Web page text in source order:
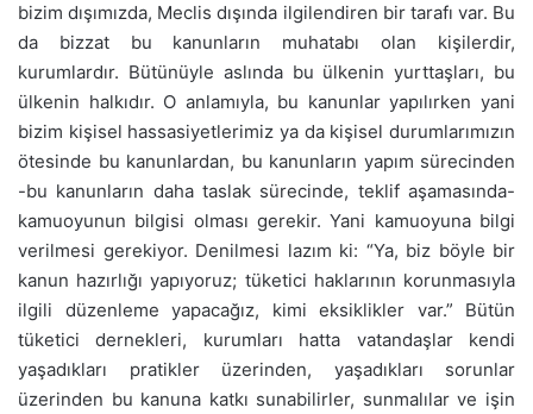
bizim dışımızda, Meclis dışında ilgilendiren bir tarafı var. Bu
da bizzat bu kanunların muhatabı olan kişilerdir,
kurumlardır. Bütünüyle aslında bu ülkenin yurttaşları, bu
ülkenin halkıdır. O anlamıyla, bu kanunlar yapılırken yani
bizim kişisel hassasiyetlerimiz ya da kişisel durumlarımızın
ötesinde bu kanunlardan, bu kanunların yapım sürecinden
-bu kanunların daha taslak sürecinde, teklif aşamasında-
kamuoyunun bilgisi olması gerekir. Yani kamuoyuna bilgi
verilmesi gerekiyor. Denilmesi lazım ki: “Ya, biz böyle bir
kanun hazırlığı yapıyoruz; tüketici haklarının korunmasıyla
ilgili düzenleme yapacağız, kimi eksiklikler var.” Bütün
tüketici dernekleri, kurumları hatta vatandaşlar kendi
yaşadıkları pratikler üzerinden, yaşadıkları sorunlar
üzerinden bu kanuna katkı sunabilirler, sunmalılar ve işin